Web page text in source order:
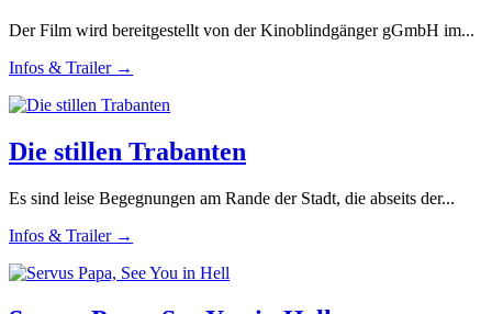
Der Film wird bereitgestellt von der Kinoblindgänger gGmbH im...
Infos & Trailer →
Die stillen Trabanten
Es sind leise Begegnungen am Rande der Stadt, die abseits der...
Infos & Trailer →